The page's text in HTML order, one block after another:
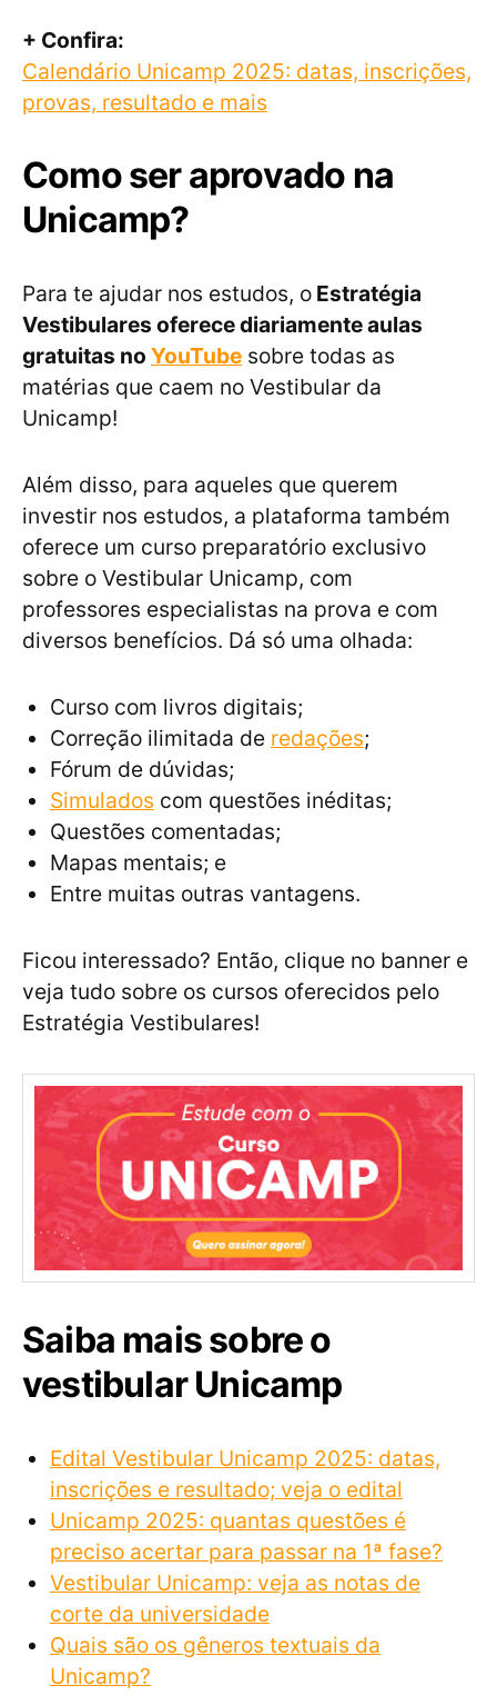
+ Confira:
Calendário Unicamp 2025: datas, inscrições,
provas, resultado e mais
Como ser aprovado na
Unicamp?
Para te ajudar nos estudos, o Estratégia
Vestibulares oferece diariamente aulas
gratuitas no YouTube sobre todas as
matérias que caem no Vestibular da
Unicamp!
Além disso, para aqueles que querem
investir nos estudos, a plataforma também
oferece um curso preparatório exclusivo
sobre o Vestibular Unicamp, com
professores especialistas na prova e com
diversos benefícios. Dá só uma olhada:
Curso com livros digitais;
Correção ilimitada de redações;
Fórum de dúvidas;
Simulados com questões inéditas;
Questões comentadas;
Mapas mentais; e
Entre muitas outras vantagens.
Ficou interessado? Então, clique no banner e
veja tudo sobre os cursos oferecidos pelo
Estratégia Vestibulares!
Saiba mais sobre o
vestibular Unicamp
Edital Vestibular Unicamp 2025: datas,
inscrições e resultado; veja o edital
Unicamp 2025: quantas questões é
preciso acertar para passar na 1ª fase?
Vestibular Unicamp: veja as notas de
corte da universidade
Quais são os gêneros textuais da
Unicamp?